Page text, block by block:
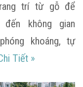
xa hoa của
trí từ gỗ để
đến không gian
khoáng, tự
Tiết Tiệc bãi
»